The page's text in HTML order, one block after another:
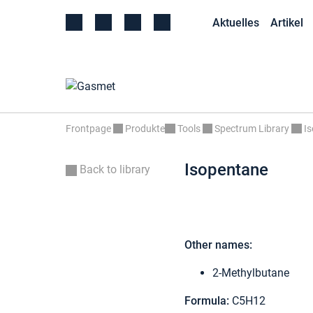
Aktuelles Artikel
Frontpage Produkte Tools Spectrum Library
Back to library Isopentane
Other names:
2-Methylbutane
Formula: C5H12